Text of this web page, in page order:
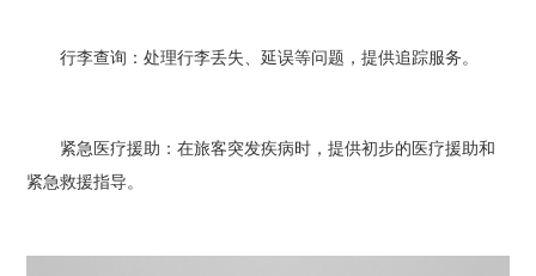
行李查询：处理行李丢失、延误等问题，提供追踪服务。
紧急医疗援助：在旅客突发疾病时，提供初步的医疗援助和
紧急救援指导。